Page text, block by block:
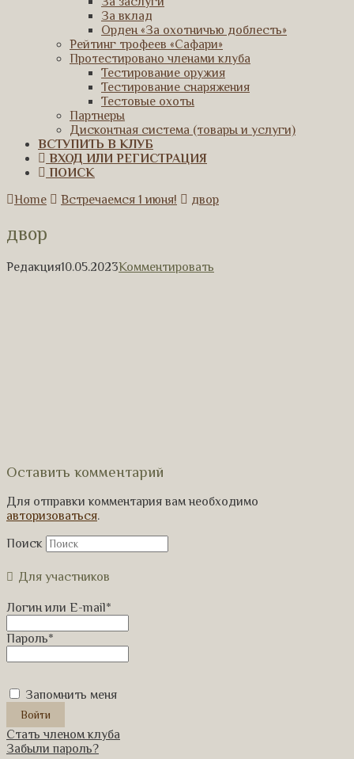
За вклад
Орден «За охотничью доблесть»
Рейтинг трофеев «Сафари»
Протестировано членами клуба
Тестирование оружия
Тестирование снаряжения
Тестовые охоты
Партнеры
Дисконтная система (товары и услуги)
ВСТУПИТЬ В КЛУБ
ВХОД ИЛИ РЕГИСТРАЦИЯ
ПОИСК
Home
Встречаемся 1 июня! двор
двор
Редакция10.05.2023Комментировать
Оставить комментарий
Для отправки комментария вам необходимо
авторизоваться.
Поиск
Для участников
Логин или E-mail*
Пароль*
Запомнить меня
Стать членом клуба
Забыли пароль?